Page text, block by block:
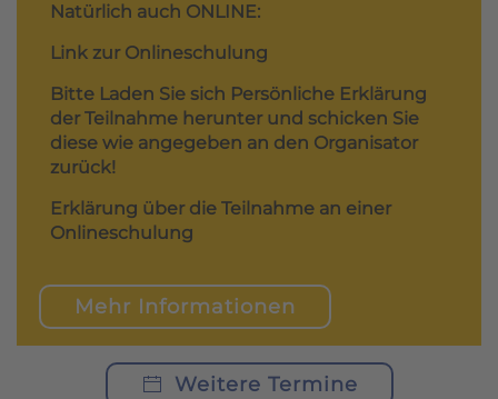
Natürlich auch ONLINE:
Link zur Onlineschulung
Bitte Laden Sie sich Persönliche Erklärung
der Teilnahme herunter und schicken Sie
diese wie angegeben an den Organisator
zurück!
Erklärung über die Teilnahme an einer
Onlineschulung
Mehr Informationen
Weitere Termine